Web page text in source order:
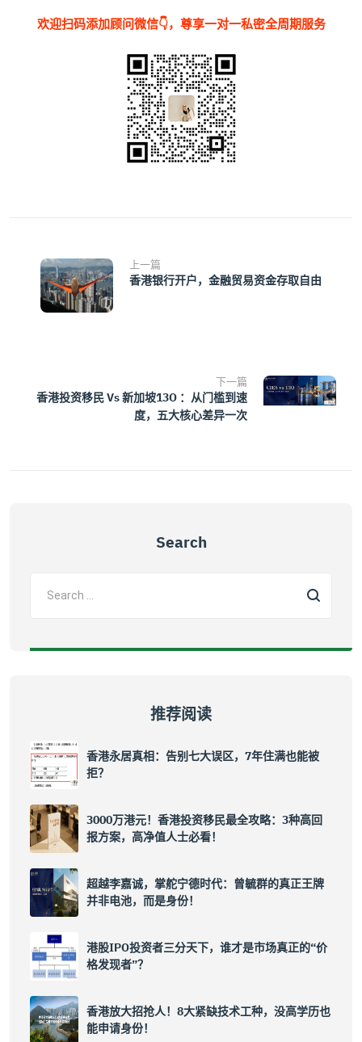
欢迎扫码添加顾问微信👇，尊享一对一私密全周期服务
上一篇
香港银行开户，金融贸易资金存取自由
下一篇
香港投资移民 Vs 新加坡13O ：从门槛到速
度，五大核心差异一次
Search
推荐阅读
香港永居真相：告别七大误区，7年住满也能被
拒？
3000万港元！香港投资移民最全攻略：3种高回
报方案，高净值人士必看！
超越李嘉诚，掌舵宁德时代：曾毓群的真正王牌
并非电池，而是身份！
港股IPO投资者三分天下，谁才是市场真正的“价
格发现者”？
香港放大招抢人！8大紧缺技术工种，没高学历也
能申请身份！